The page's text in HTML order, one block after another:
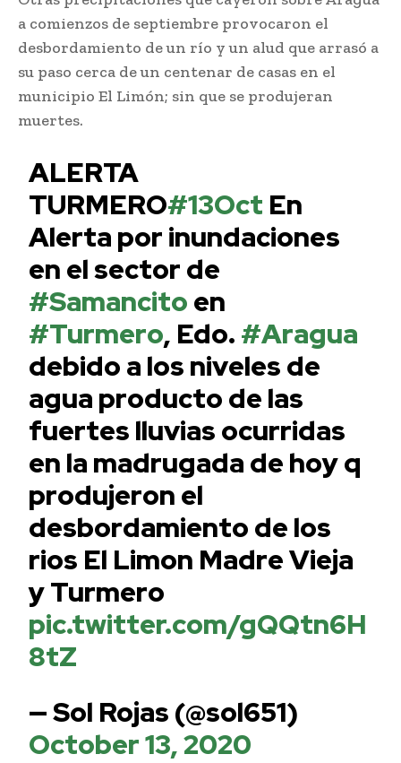
a comienzos de septiembre provocaron el
desbordamiento de un río y un alud que arrasó a
su paso cerca de un centenar de casas en el
municipio El Limón; sin que se produjeran
muertes.
ALERTA
TURMERO#13Oct En
Alerta por inundaciones
en el sector de
#Samancito en
#Turmero, Edo. #Aragua
debido a los niveles de
agua producto de las
fuertes lluvias ocurridas
en la madrugada de hoy q
produjeron el
desbordamiento de los
rios El Limon Madre Vieja
y Turmero
pic.twitter.com/gQQtn6H
8tZ
— Sol Rojas (@sol651)
October 13, 2020